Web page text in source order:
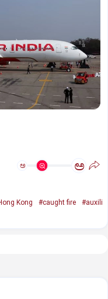
ಅ ಅ
Kong #caught fire
#auxili